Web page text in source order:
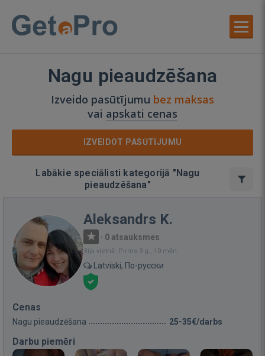
Nagu pieaudzēšana
Izveido pasūtījumu bez maksas
vai apskati cenas
IZVEIDOT PASŪTĪJUMU
Labākie speciālisti kategorijā "Nagu
pieaudzēšana"
Aleksandrs K.
· 0 atsauksmes
Bija vietnē: Pirms 3 g., 10 mēn.
Latviski, По-русски
Cenas
Nagu pieaudzēšana 25-35€/darbs
Darbu piemēri